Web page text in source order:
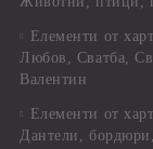
Елементи от
Любов, Сватба,
Валентин
Елементи от
Дантели,